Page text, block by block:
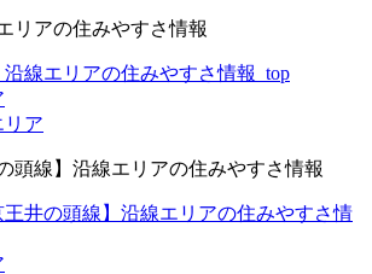
リアの住みやすさ情報
沿線エリアの住みやすさ情報_top
リア
頭線】沿線エリアの住みやすさ情報
王井の頭線】沿線エリアの住みやすさ情